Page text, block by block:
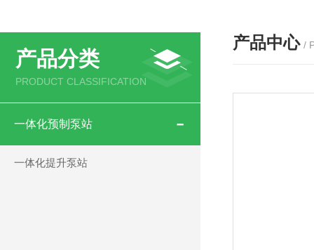
产品分类
PRODUCT CLASSIFICATION
一体化预制泵站
一体化提升泵站
产品中心 /